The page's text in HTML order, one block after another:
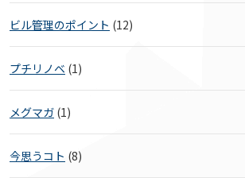
ビル管理のポイント (12)
プチリノベ (1)
メグマガ (1)
今思うコト (8)